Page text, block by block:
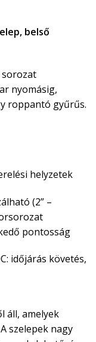
belső
nyomásig,
roppantó gyűrűs.
(2” –
pontosság
időjárás követés,
áll, amelyek
szelepek nagy